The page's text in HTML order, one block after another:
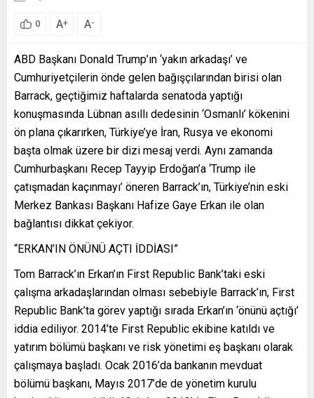
0 A+ A-
ABD Başkanı Donald Trump’ın ‘yakın arkadaşı’ ve
Cumhuriyetçilerin önde gelen bağışçılarından birisi olan
Barrack, geçtiğimiz haftalarda senatoda yaptığı
konuşmasında Lübnan asıllı dedesinin ‘Osmanlı’ kökenini
ön plana çıkarırken, Türkiye’ye İran, Rusya ve ekonomi
başta olmak üzere bir dizi mesaj verdi. Aynı zamanda
Cumhurbaşkanı Recep Tayyip Erdoğan’a ‘Trump ile
çatışmadan kaçınmayı’ öneren Barrack’ın, Türkiye’nin eski
Merkez Bankası Başkanı Hafize Gaye Erkan ile olan
bağlantısı dikkat çekiyor.
“ERKAN’IN ÖNÜNÜ AÇTI İDDİASI”
Tom Barrack’ın Erkan’ın First Republic Bank’taki eski
çalışma arkadaşlarından olması sebebiyle Barrack’ın, First
Republic Bank’ta görev yaptığı sırada Erkan’ın ‘önünü açtığı’
iddia ediliyor. 2014’te First Republic ekibine katıldı ve
yatırım bölümü başkanı ve risk yönetimi eş başkanı olarak
çalışmaya başladı. Ocak 2016’da bankanın mevduat
bölümü başkanı, Mayıs 2017’de de yönetim kurulu